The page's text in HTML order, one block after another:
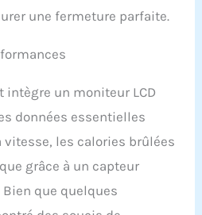
de fréquence cardiaque】
détecteur de fréquence
temps réel le rythme
cardiaque, les calories
brûlées, la distance
parcourue et la vitesse de
mieux gérer votre
condition physique et à
une fermeture parfaite.
intègre un moniteur LCD
données essentielles
les calories brûlées
grâce à un capteur
que quelques